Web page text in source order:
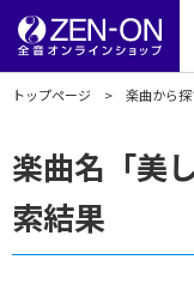
トップページ 楽曲から探
楽曲名「美
索結果